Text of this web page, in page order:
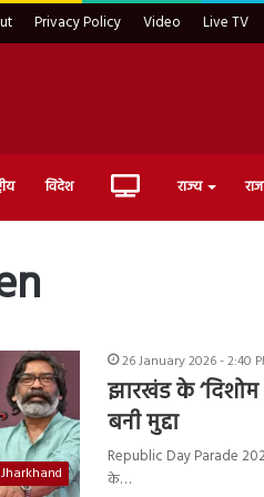
Privacy Policy Video Live TV
विदेश Live राज्य
Jharkhand
26 January 2026 - 2:40
झारखंड के ‘दिशोम
बनी मुद्दा
Republic Day Parade
के…